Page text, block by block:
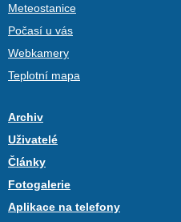
Meteostanice
Počasí u vás
Webkamery
Teplotní mapa
Archiv
Uživatelé
Články
Fotogalerie
Aplikace na telefony